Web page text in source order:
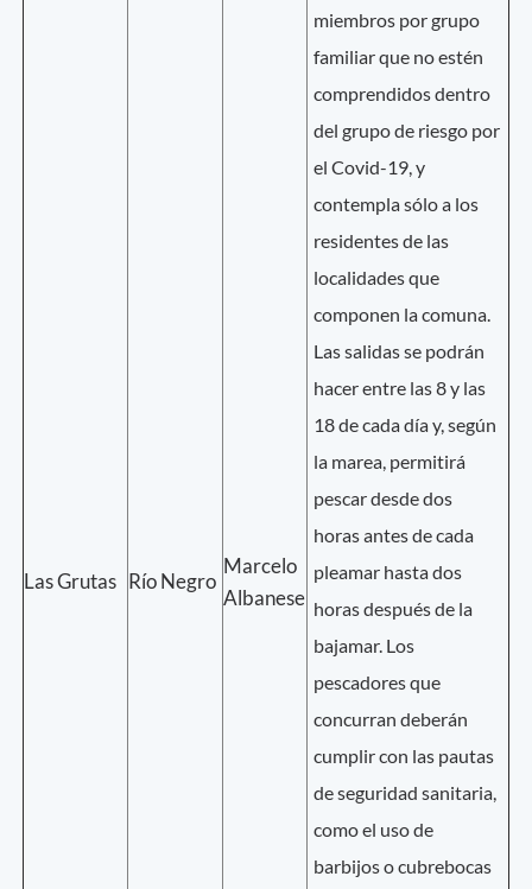
Las Grutas Río Negro
Marcelo
Albanese
miembros por grupo
familiar que no estén
comprendidos dentro
del grupo de riesgo por
el Covid-19, y
contempla sólo a los
residentes de las
localidades que
componen la comuna.
Las salidas se podrán
hacer entre las 8 y las
18 de cada día y, según
la marea, permitirá
pescar desde dos
horas antes de cada
pleamar hasta dos
horas después de la
bajamar. Los
pescadores que
concurran deberán
cumplir con las pautas
de seguridad sanitaria,
como el uso de
barbijos o cubrebocas